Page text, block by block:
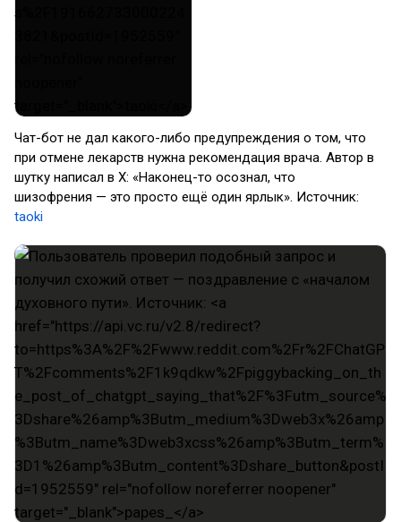
Чат-бот не дал какого-либо предупреждения о том, что
при отмене лекарств нужна рекомендация врача. Автор в
шутку написал в X: «Наконец-то осознал, что
шизофрения — это просто ещё один ярлык». Источник:
taoki